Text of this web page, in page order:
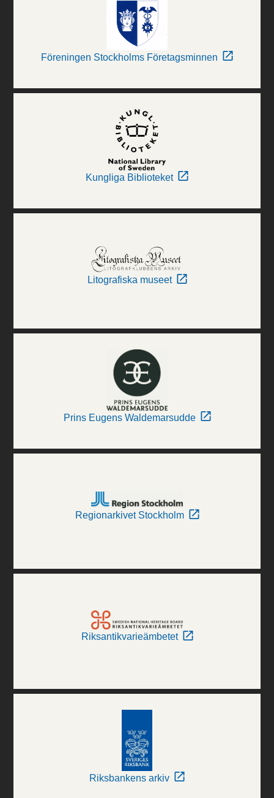
Föreningen Stockholms Företagsminnen
Kungliga Biblioteket
Litografiska museet
Prins Eugens Waldemarsudde
Regionarkivet Stockholm
Riksantikvarieämbetet
Riksbankens arkiv